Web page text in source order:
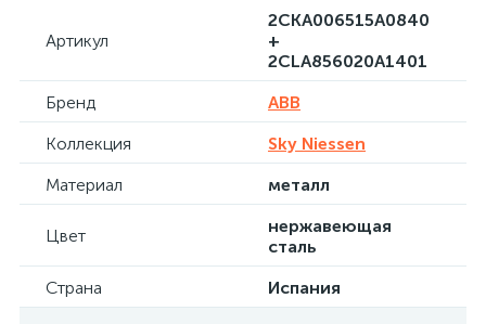
Артикул
2CKA006515A0840
+
2CLA856020A1401
Бренд
ABB
Коллекция
Sky Niessen
Материал
металл
Цвет
нержавеющая
сталь
Страна
Испания